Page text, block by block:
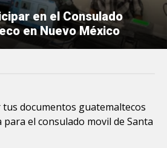
en el Consulado
en Nuevo México
documentos guatemaltecos
para el consulado movil de Santa